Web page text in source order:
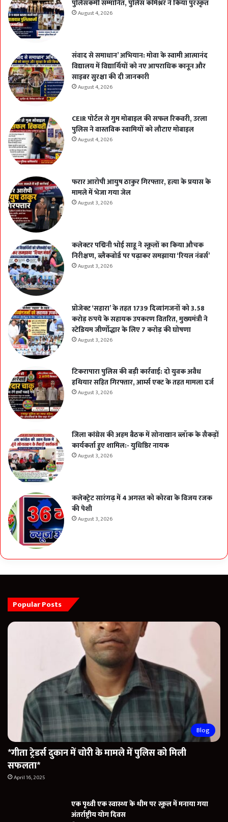
पुलिसकर्मी सम्मानित, पुलिस कमिश्नर ने किया पुरस्कृत
August 4, 2026
संवाद से समाधान’ अभियान: मोवा के स्वामी आत्मानंद
विद्यालय में विद्यार्थियों को नए आपराधिक कानून और
साइबर सुरक्षा की दी जानकारी
August 4, 2026
CEIR पोर्टल से गुम मोबाइल की सफल रिकवरी, उरला
पुलिस ने वास्तविक स्वामियों को लौटाए मोबाइल
August 4, 2026
फरार आरोपी आयुष ठाकुर गिरफ्तार, हत्या के प्रयास के
मामले में भेजा गया जेल
August 3, 2026
कलेक्टर पद्मिनी भोई साहू ने स्कूलों का किया औचक
निरीक्षण, ब्लैकबोर्ड पर पढ़ाकर समझाया ‘रियल नंबर्स’
August 3, 2026
प्रोजेक्ट ‘सहारा’ के तहत 1739 दिव्यांगजनों को 3.58
करोड़ रुपये के सहायक उपकरण वितरित, मुख्यमंत्री ने
स्टेडियम जीर्णोद्धार के लिए 7 करोड़ की घोषणा
August 3, 2026
टिकरापारा पुलिस की बड़ी कार्रवाई: दो युवक अवैध
हथियार सहित गिरफ्तार, आर्म्स एक्ट के तहत मामला दर्ज
August 3, 2026
जिला कांग्रेस की अहम बैठक में सोनाखान ब्लॉक के सैकड़ों
कार्यकर्ता हुए शामिल:- युधिष्ठिर नायक
August 3, 2026
कलेक्ट्रेट सारंगढ़ में 4 अगस्त को कोरबा के विजय रजक
की पेशी
August 3, 2026
Popular Posts
Blog
*गीता ट्रेडर्स दुकान में चोरी के मामले में पुलिस को मिली
सफलता*
April 16, 2025
एक पृथ्वी एक स्वास्थ्य के थीम पर स्कूल में मनाया गया
अंतर्राष्ट्रीय योग दिवस